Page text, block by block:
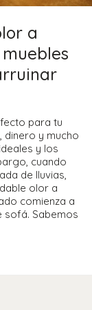
a
para tu
dinero y mucho
y los
cuando
de lluvias,
olor a
comienza a
sofá. Sabemos